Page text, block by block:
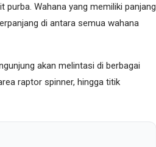
purba. Wahana yang memiliki panjang
di antara semua wahana
akan melintasi di berbagai
raptor spinner, hingga titik